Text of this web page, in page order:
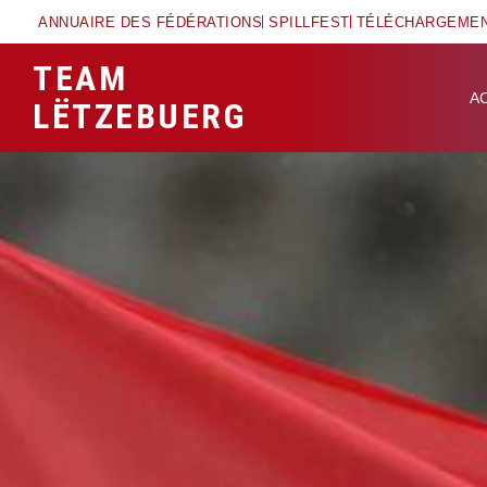
ANNUAIRE DES FÉDÉRATIONS SPILLFEST
TEAM
LËTZEBUERG